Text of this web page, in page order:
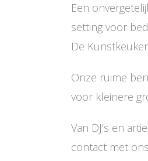
Een
setting voor
De
Onze ruime
voor kleinere
Van DJ’s en
contact met